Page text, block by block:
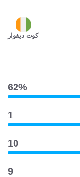
كوت ديفوار
62‎%‎
1
10
9